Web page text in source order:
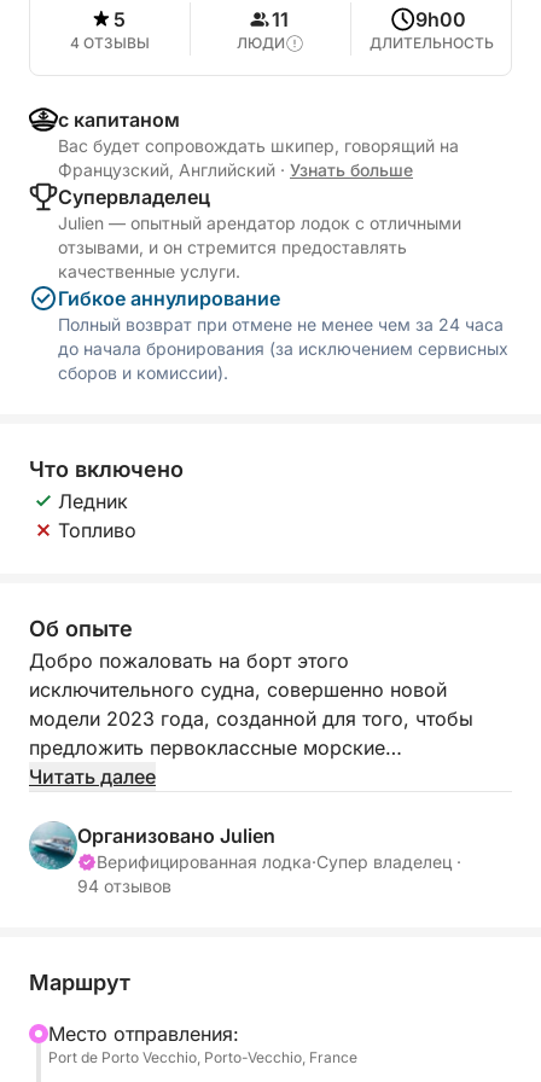
5
4 ОТЗЫВЫ
11
ЛЮДИ
9h00
ДЛИТЕЛЬНОСТЬ
с капитаном
Вас будет сопровождать шкипер, говорящий на
Французский, Английский · Узнать больше
Cупервладелец
Julien — опытный арендатор лодок с отличными
отзывами, и он стремится предоставлять
качественные услуги.
Гибкое аннулирование
Полный возврат при отмене не менее чем за 24 часа
до начала бронирования (за исключением сервисных
сборов и комиссии).
Что включено
Ледник
Топливо
Об опыте
Добро пожаловать на борт этого
исключительного судна, совершенно новой
модели 2023 года, созданной для того, чтобы
предложить первоклассные морские
впечатления. Идеально подходящая для отдыха с
сертифицирована для безопасного размещения
до 12 пассажиров, гарантируя комфортное и
просторное путешествие.
комфорта:
«боурайдер» планировка палубы максимально
увеличивает пространство на борту для удобства
Читать далее
Организовано Julien
Верифицированная лодка·Супер владелец ·
94 отзывов
Маршрут
Mесто отправления:
Port de Porto Vecchio, Porto-Vecchio, France